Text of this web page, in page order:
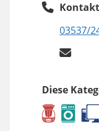
03537/
Diese